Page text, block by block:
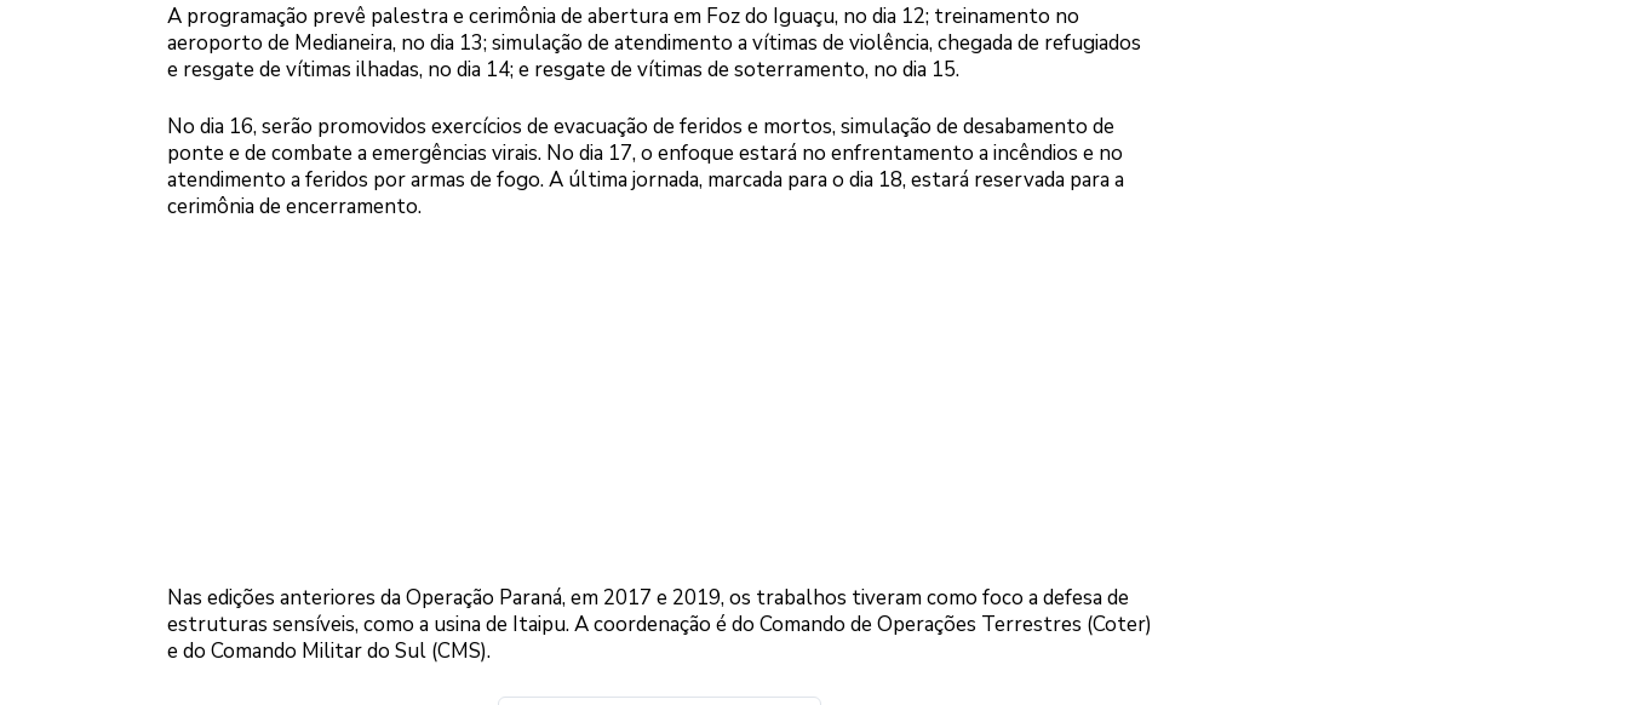
A programação prevê palestra e cerimônia de abertura em Foz do Iguaçu, no dia 12; treinamento no
aeroporto de Medianeira, no dia 13; simulação de atendimento a vítimas de violência, chegada de refugiados
e resgate de vítimas ilhadas, no dia 14; e resgate de vítimas de soterramento, no dia 15.
No dia 16, serão promovidos exercícios de evacuação de feridos e mortos, simulação de desabamento de
ponte e de combate a emergências virais. No dia 17, o enfoque estará no enfrentamento a incêndios e no
atendimento a feridos por armas de fogo. A última jornada, marcada para o dia 18, estará reservada para a
cerimônia de encerramento.
Nas edições anteriores da Operação Paraná, em 2017 e 2019, os trabalhos tiveram como foco a defesa de
estruturas sensíveis, como a usina de Itaipu. A coordenação é do Comando de Operações Terrestres (Coter)
e do Comando Militar do Sul (CMS).